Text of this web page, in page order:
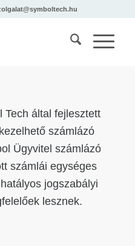
Tech által fejlesztett
számlázó
Ügyvitel számlázó
számlái egységes
jogszabályi
lesznek.